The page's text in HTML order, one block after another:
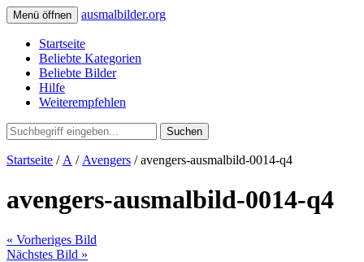
Menü öffnen ausmalbilder.org
Startseite
Beliebte Kategorien
Beliebte Bilder
Hilfe
Weiterempfehlen
Suchen
Startseite / A / Avengers / avengers-ausmalbild-0014-q4
avengers-ausmalbild-0014-q4
« Vorheriges Bild
Nächstes Bild »